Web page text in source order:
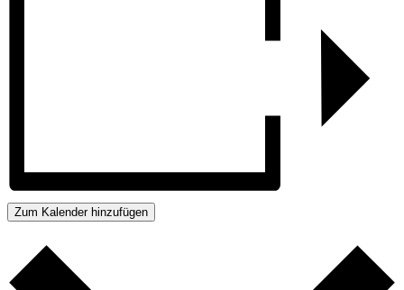
Zum Kalender hinzufügen